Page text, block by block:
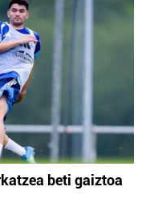
beti gaiztoa